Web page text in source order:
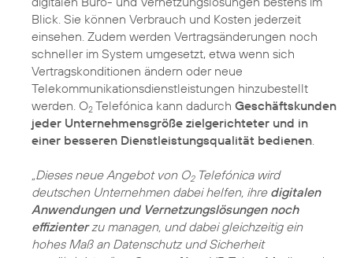
Blick. Sie können Verbrauch und Kosten jederzeit
einsehen. Zudem werden Vertragsänderungen noch
schneller im System umgesetzt, etwa wenn sich
Vertragskonditionen ändern oder neue
Telekommunikationsdienstleistungen hinzubestellt
werden. O2 Telefónica kann dadurch Geschäftskunden
jeder Unternehmensgröße zielgerichteter und in
einer besseren Dienstleistungsqualität bedienen
„Dieses neue Angebot von O2Telefónica wird
deutschen Unternehmen dabei helfen, ihre digitalen
Anwendungen und Vernetzungslösungen noch
effizienterzu managen, und dabei gleichzeitig ein
hohes Maß an Datenschutz und Sicherheit